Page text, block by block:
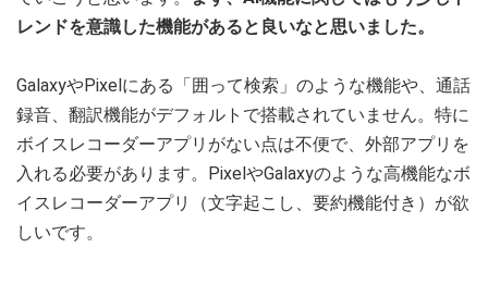
レンドを意識した機能があると良いなと思いました。
GalaxyやPixelにある「囲って検索」のような機能や、通話
録音、翻訳機能がデフォルトで搭載されていません。特に
ボイスレコーダーアプリがない点は不便で、外部アプリを
入れる必要があります。PixelやGalaxyのような高機能なボ
イスレコーダーアプリ（文字起こし、要約機能付き）が欲
しいです。